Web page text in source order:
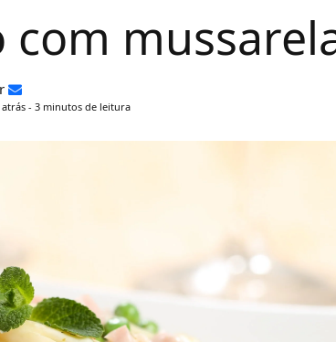
atrás - 3 minutos de leitura